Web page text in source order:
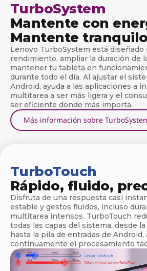
TurboSystem
Mantente con
Mantente
Lenovo TurboSystem está diseñado
rendimiento, ampliar la duración de
mantener tu tableta en
durante todo el día. Al ajustar el
Android, ayuda a las aplicaciones a
multitarea a ser más ligera y el
ser eficiente donde más importa.
Más información sobre
TurboTouch
Rápido, fluido,
Disfruta de una respuesta casi
estable y gestos fluidos, incluso
multitarea intensos. TurboTouch
todas las capas del sistema, desde
hasta la pila de entradas de
continuamente el procesamiento